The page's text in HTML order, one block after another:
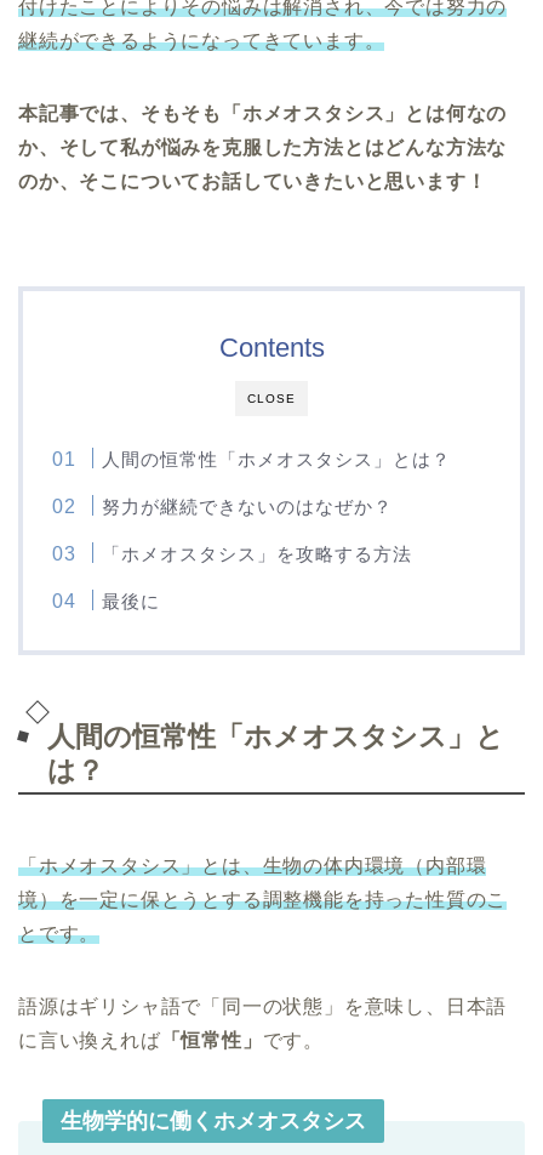
付けたことによりその悩みは解消され、今では努力の
継続ができるようになってきています。
本記事では、そもそも「ホメオスタシス」とは何なの
か、そして私が悩みを克服した方法とはどんな方法な
のか、そこについてお話していきたいと思います！
CLOSE
Contents
人間の恒常性「ホメオスタシス」とは？
努力が継続できないのはなぜか？
「ホメオスタシス」を攻略する方法
最後に
人間の恒常性「ホメオスタシス」と
は？
「ホメオスタシス」とは、生物の体内環境（内部環
境）を一定に保とうとする調整機能を持った性質のこ
とです。
語源はギリシャ語で「同一の状態」を意味し、日本語
に言い換えれば 「恒常性」 です。
生物学的に働くホメオスタシス